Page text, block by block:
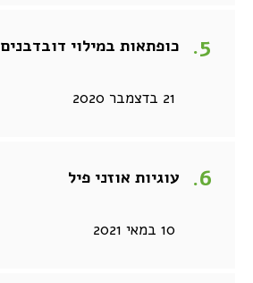
כופתאות במילוי דובדבנים
21 בדצמבר 2020
עוגיות אוזני פיל
10 במאי 2021